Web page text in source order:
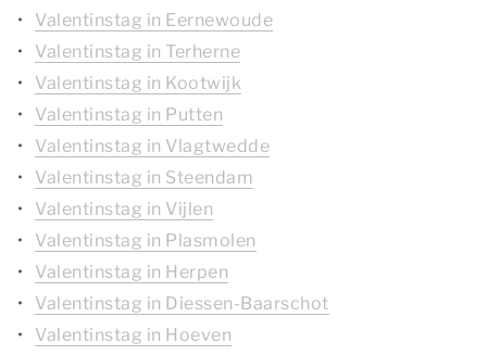
Valentinstag in Eernewoude
Valentinstag in Terherne
Valentinstag in Kootwijk
Valentinstag in Putten
Valentinstag in Vlagtwedde
Valentinstag in Steendam
Valentinstag in Vijlen
Valentinstag in Plasmolen
Valentinstag in Herpen
Valentinstag in Diessen-Baarschot
Valentinstag in Hoeven